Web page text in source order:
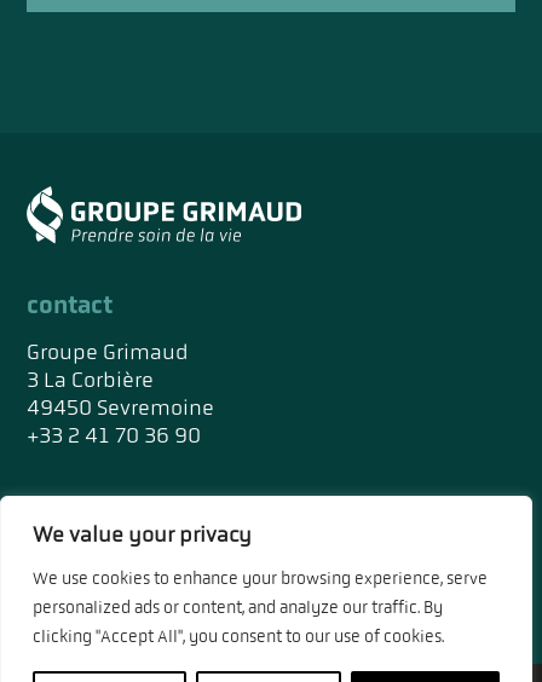
We value your privacy
We use cookies to enhance your browsing experience, serve
personalized ads or content, and analyze our traffic. By
clicking "Accept All", you consent to our use of cookies.
contact
Groupe Grimaud
3 La Corbière
49450 Sevremoine
+33 2 41 70 36 90